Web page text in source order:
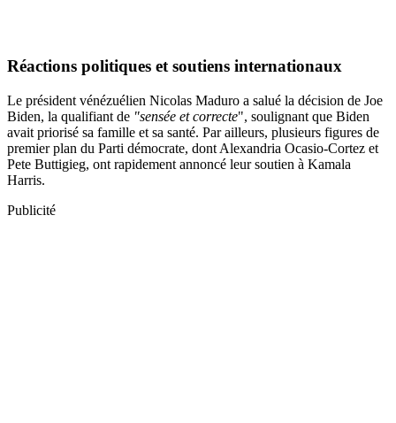
Réactions politiques et soutiens internationaux
Le président vénézuélien Nicolas Maduro a salué la décision de Joe
Biden, la qualifiant de "sensée et correcte", soulignant que Biden
avait priorisé sa famille et sa santé. Par ailleurs, plusieurs figures de
premier plan du Parti démocrate, dont Alexandria Ocasio-Cortez et
Pete Buttigieg, ont rapidement annoncé leur soutien à Kamala
Harris.
Publicité